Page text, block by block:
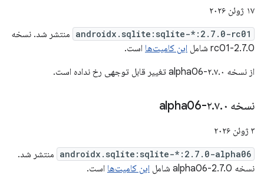
۱۷ ژوئن ۲۰۲۶
androidx.sqlite:sqlite-*:2.7.0-rc01 منتشر شد. نسخه
2.7.0-rc01 شامل
این کامیت‌ها است.
از نسخه ۲.۷.۰-alpha06 تغییر قابل توجهی رخ نداده است.
نسخه ۲ .۷.۰-alpha06
۳ ژوئن ۲۰۲۶
androidx.sqlite:sqlite-*:2.7.0-alpha06 منتشر شد.
نسخه 2.7.0-alpha06 شامل
این کامیت‌ها است.